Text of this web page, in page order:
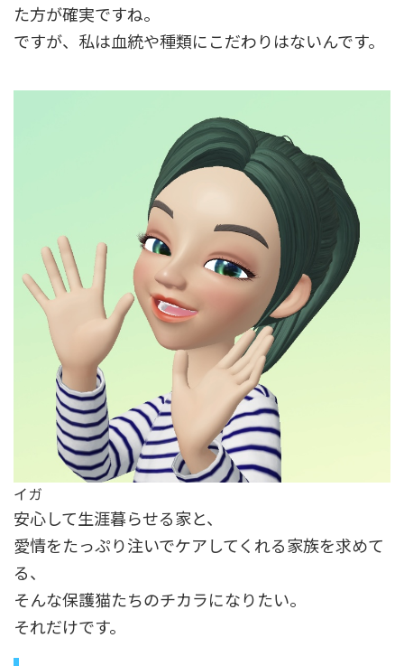
た方が確実ですね。
ですが、私は血統や種類にこだわりはないんです。
イガ
安心して生涯暮らせる家と、
愛情をたっぷり注いでケアしてくれる家族を求めて
る、
そんな保護猫たちのチカラになりたい。
それだけです。